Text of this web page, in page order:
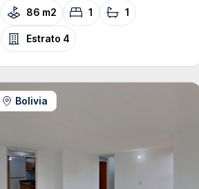
86 m2 1 1
Estrato 4
Bolivia